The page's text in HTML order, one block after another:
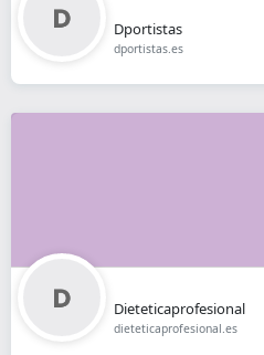
Dportistas
dportistas.es
Dieteticaprofesional
dieteticaprofesional.es